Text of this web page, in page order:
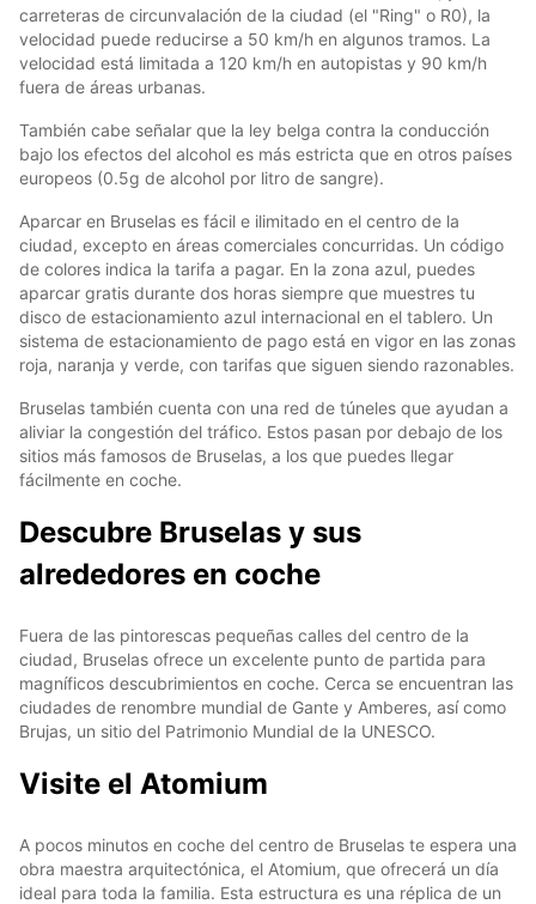
carreteras de circunvalación de la ciudad (el "Ring" o R0), la
velocidad puede reducirse a 50 km/h en algunos tramos. La
velocidad está limitada a 120 km/h en autopistas y 90 km/h
fuera de áreas urbanas.
También cabe señalar que la ley belga contra la conducción
bajo los efectos del alcohol es más estricta que en otros países
europeos (0.5g de alcohol por litro de sangre).
Aparcar en Bruselas es fácil e ilimitado en el centro de la
ciudad, excepto en áreas comerciales concurridas. Un código
de colores indica la tarifa a pagar. En la zona azul, puedes
aparcar gratis durante dos horas siempre que muestres tu
disco de estacionamiento azul internacional en el tablero. Un
sistema de estacionamiento de pago está en vigor en las zonas
roja, naranja y verde, con tarifas que siguen siendo razonables.
Bruselas también cuenta con una red de túneles que ayudan a
aliviar la congestión del tráfico. Estos pasan por debajo de los
sitios más famosos de Bruselas, a los que puedes llegar
fácilmente en coche.
Descubre Bruselas y sus
alrededores en coche
Fuera de las pintorescas pequeñas calles del centro de la
ciudad, Bruselas ofrece un excelente punto de partida para
magníficos descubrimientos en coche. Cerca se encuentran las
ciudades de renombre mundial de Gante y Amberes, así como
Brujas, un sitio del Patrimonio Mundial de la UNESCO.
Visite el Atomium
A pocos minutos en coche del centro de Bruselas te espera una
obra maestra arquitectónica, el Atomium, que ofrecerá un día
ideal para toda la familia. Esta estructura es una réplica de un